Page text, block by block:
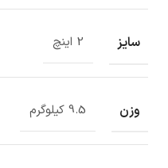
سایز 2 اینچ
وزن 9.5 کیلوگرم